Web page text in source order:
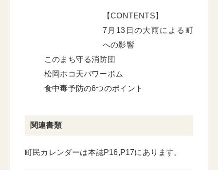
【CONTENTS】
7月13日の大雨による町
への影響
このまち守る消防団
松岡ホコ天パワーボム
食中毒予防の6つのポイント
関連書類
町民カレンダーは本誌P16,P17にあります。